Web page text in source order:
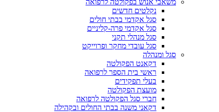
משאבי אנוש בפקולטה לרפואה
נקלטים חדשים
סגל אקדמי בבתי חולים
סגל אקדמי פרה-קליניים
סגל מנהלי תקני
סגל עובדי מחקר ופרוייקט
סגל ומנהלה
דקאנט הפקולטה
ראשי בית הספר לרפואה
בעלי תפקידים
מועצת הפקולטה
חברי סגל הפקולטה לרפואה
דקאני משנה בבתי החולים ובקהילה